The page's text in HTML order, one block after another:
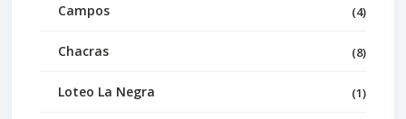
Campos (4)
Chacras (8)
Loteo La Negra (1)